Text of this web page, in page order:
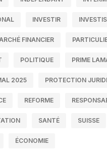
INVESTIR
FINANCIER
POLITIQUE PRIME
2025 PROTECTION
REFORME
SANTÉ SUISSE
ÉCONOMIE